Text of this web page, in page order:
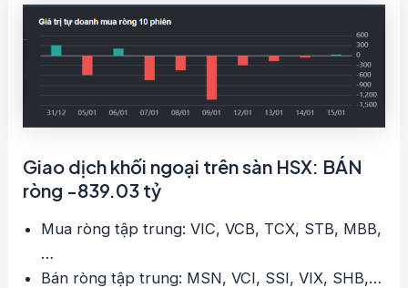
Giao dịch khối ngoại trên sàn HSX: BÁN
ròng -839.03 tỷ
Mua ròng tập trung: VIC, VCB, TCX, STB, MBB,
…
Bán ròng tập trung: MSN, VCI, SSI, VIX, SHB,…